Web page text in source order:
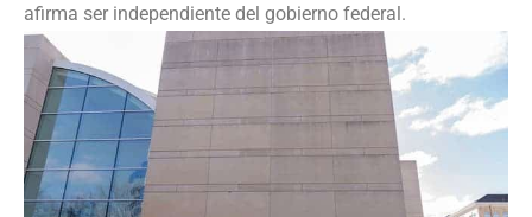
afirma ser independiente del gobierno federal.